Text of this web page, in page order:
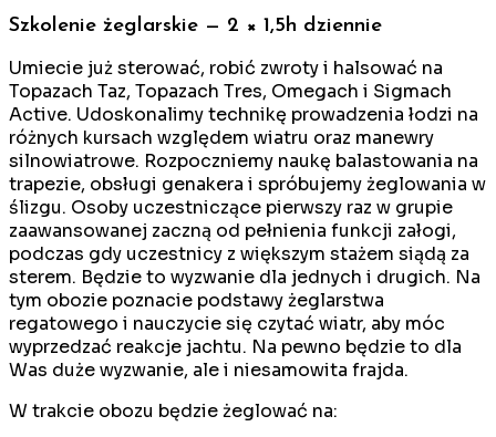
Szkolenie żeglarskie — 2 × 1,5h dziennie
Umiecie już sterować, robić zwroty i halsować na
Topazach Taz, Topazach Tres, Omegach i Sigmach
Active. Udoskonalimy technikę prowadzenia łodzi na
różnych kursach względem wiatru oraz manewry
silnowiatrowe. Rozpoczniemy naukę balastowania na
trapezie, obsługi genakera i spróbujemy żeglowania w
ślizgu. Osoby uczestniczące pierwszy raz w grupie
zaawansowanej zaczną od pełnienia funkcji załogi,
podczas gdy uczestnicy z większym stażem siądą za
sterem. Będzie to wyzwanie dla jednych i drugich. Na
tym obozie poznacie podstawy żeglarstwa
regatowego i nauczycie się czytać wiatr, aby móc
wyprzedzać reakcje jachtu. Na pewno będzie to dla
Was duże wyzwanie, ale i niesamowita frajda.
W trakcie obozu będzie żeglować na: